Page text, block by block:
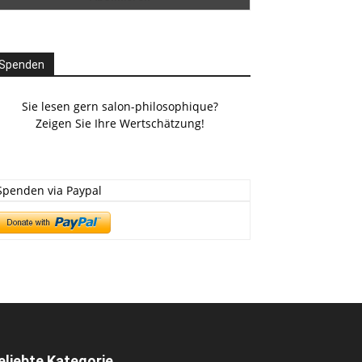
Sie lesen gern salon-philosophique?
Zeigen Sie Ihre Wertschätzung!
via Paypal